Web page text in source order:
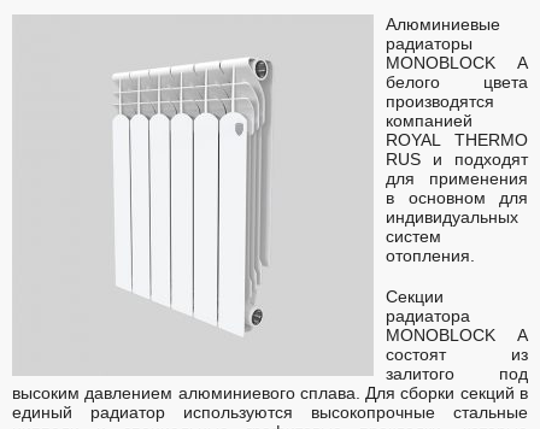
Алюминиевые
радиаторы
MONOBLOCK А
белого цвета
производятся
компанией
ROYAL THERMO
RUS и подходят
для применения
в основном для
индивидуальных
систем
отопления.
Секции
радиатора
MONOBLOCK А
состоят из
залитого под
высоким давлением алюминиевого сплава. Для сборки секций в
единый радиатор используются высокопрочные стальные